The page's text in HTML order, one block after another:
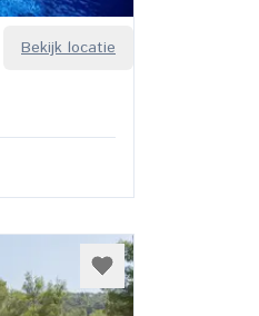
Bekijk locatie